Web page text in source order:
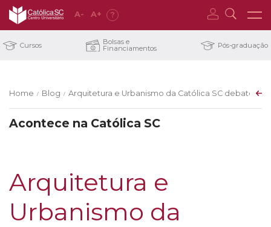
A- A+ ?
Cursos Bolsas e
Financiamentos Pós-graduação
Home / Blog / Arquitetura e Urbanismo da Católica SC debate
Acontece na Católica SC
Arquitetura e
Urbanismo da